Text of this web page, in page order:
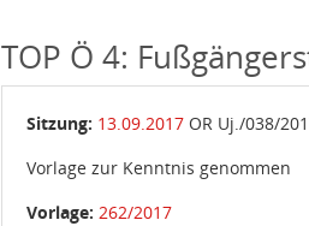
TOP Ö 4:
Sitzung: 13.09.2017 OR Uj./038/
Vorlage zur Kenntnis genommen
Vorlage: 262/2017